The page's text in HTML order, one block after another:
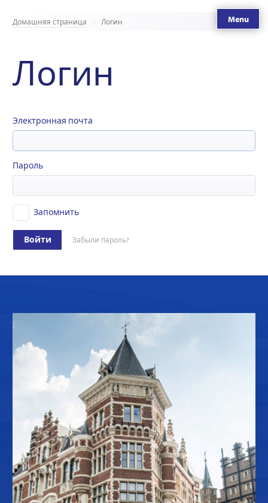
Menu
Домашняя страница Логин
Логин
Электронная почта
Пароль
Запомнить
Войти Забыли пароль?